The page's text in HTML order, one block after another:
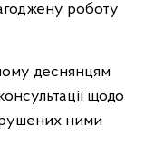
роботу
деснянцям
щодо
ними